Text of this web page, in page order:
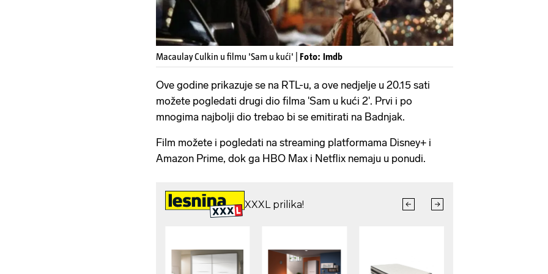
Macaulay Culkin u filmu 'Sam u kući' | Foto: Imdb
Ove godine prikazuje se na RTL-u, a ove nedjelje u 20.15 sati
možete pogledati drugi dio filma 'Sam u kući 2'. Prvi i po
mnogima najbolji dio trebao bi se emitirati na Badnjak.
Film možete i pogledati na streaming platformama Disney+ i
Amazon Prime, dok ga HBO Max i Netflix nemaju u ponudi.